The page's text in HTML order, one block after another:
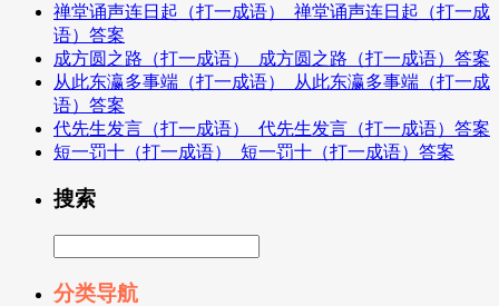
禅堂诵声连日起（打一成语）_禅堂诵声连日起（打一成
语）答案
成方圆之路（打一成语）_成方圆之路（打一成语）答案
从此东瀛多事端（打一成语）_从此东瀛多事端（打一成
语）答案
代先生发言（打一成语）_代先生发言（打一成语）答案
短一罚十（打一成语）_短一罚十（打一成语）答案
搜索
分类导航